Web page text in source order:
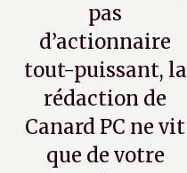
pas
d’actionnaire
tout-puissant, la
rédaction de
Canard PC ne vit
que de votre